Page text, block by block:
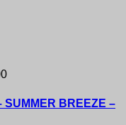
SUMMER BREEZE –